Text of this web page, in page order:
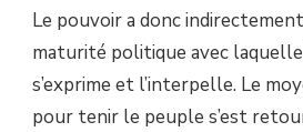
Le pouvoir a donc
maturité politique avec
s’exprime et l’interpelle. Le
pour tenir le peuple s’est